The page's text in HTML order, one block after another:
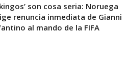
son cosa seria: Noruega
renuncia inmediata de Gianni
al mando de la FIFA